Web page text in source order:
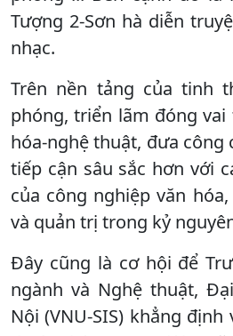
Tượng 2-Sơn hà diễn
nhạc.
Trên nền tảng của tinh
phóng, triển lãm đóng
hóa-nghệ thuật, đưa công
tiếp cận sâu sắc hơn với
của công nghiệp văn
và quản trị trong kỷ
Đây cũng là cơ hội để
ngành và Nghệ thuật,
Nội (VNU-SIS) khẳng